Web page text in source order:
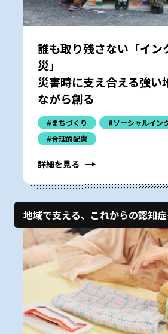
誰も取り残さない「イン
災」――
災害時に支え合える強い
ながら創る
#まちづくり
#ソーシャルイン
#合理的配慮
詳細を見る
地域で支える、これからの認知